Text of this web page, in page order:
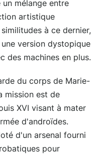
mélange entre
artistique
à ce dernier,
version dystopique
des machines en plus.
du corps de Marie-
mission est de
XVI visant à mater
d'androïdes.
d'un arsenal fourni
pour